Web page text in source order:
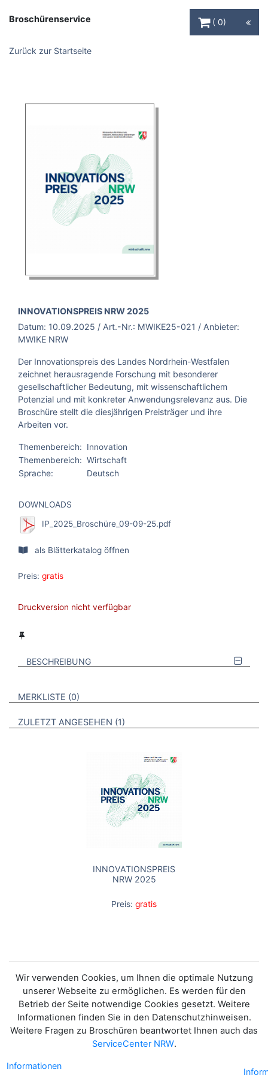
Broschürenservice
0
Zurück zur Startseite
BROSCHÜRE:
INNOVATIONSPREIS NRW 2025
Datum: 10.09.2025 / Art.-Nr.: MWIKE25-021 / Anbieter:
MWIKE NRW
Der Innovationspreis des Landes Nordrhein-Westfalen
zeichnet herausragende Forschung mit besonderer
gesellschaftlicher Bedeutung, mit wissenschaftlichem
Potenzial und mit konkreter Anwendungsrelevanz aus. Die
Broschüre stellt die diesjährigen Preisträger und ihre
Arbeiten vor.
Themenbereich:
Innovation
Themenbereich: Wirtschaft
Sprache:
Deutsch
DOWNLOADS
IP_2025_Broschüre_09-09-25.pdf
als Blätterkatalog öffnen
Preis: gratis
Druckversion nicht verfügbar
BESCHREIBUNG
VERWEISE AUF VERMERKTE- ODER ZULETZT ANGESEHENE
MERKLISTE 0 BROSCHÜREN
ZULETZT ANGESEHEN 1 BROSCHÜREN
INNOVATIONSPREIS
NRW 2025
Preis: gratis
Wir verwenden Cookies, um Ihnen die optimale Nutzung
unserer Webseite zu ermöglichen. Es werden für den
Betrieb der Seite notwendige Cookies gesetzt. Weitere
Informationen finden Sie in den Datenschutzhinweisen.
Weitere Fragen zu Broschüren beantwortet Ihnen auch das
ServiceCenter NRW.
Informationen